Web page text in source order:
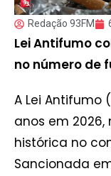
Redação 93FM
Lei Antifumo
no número de
A Lei Antifumo
anos em
histórica no
Sancionada